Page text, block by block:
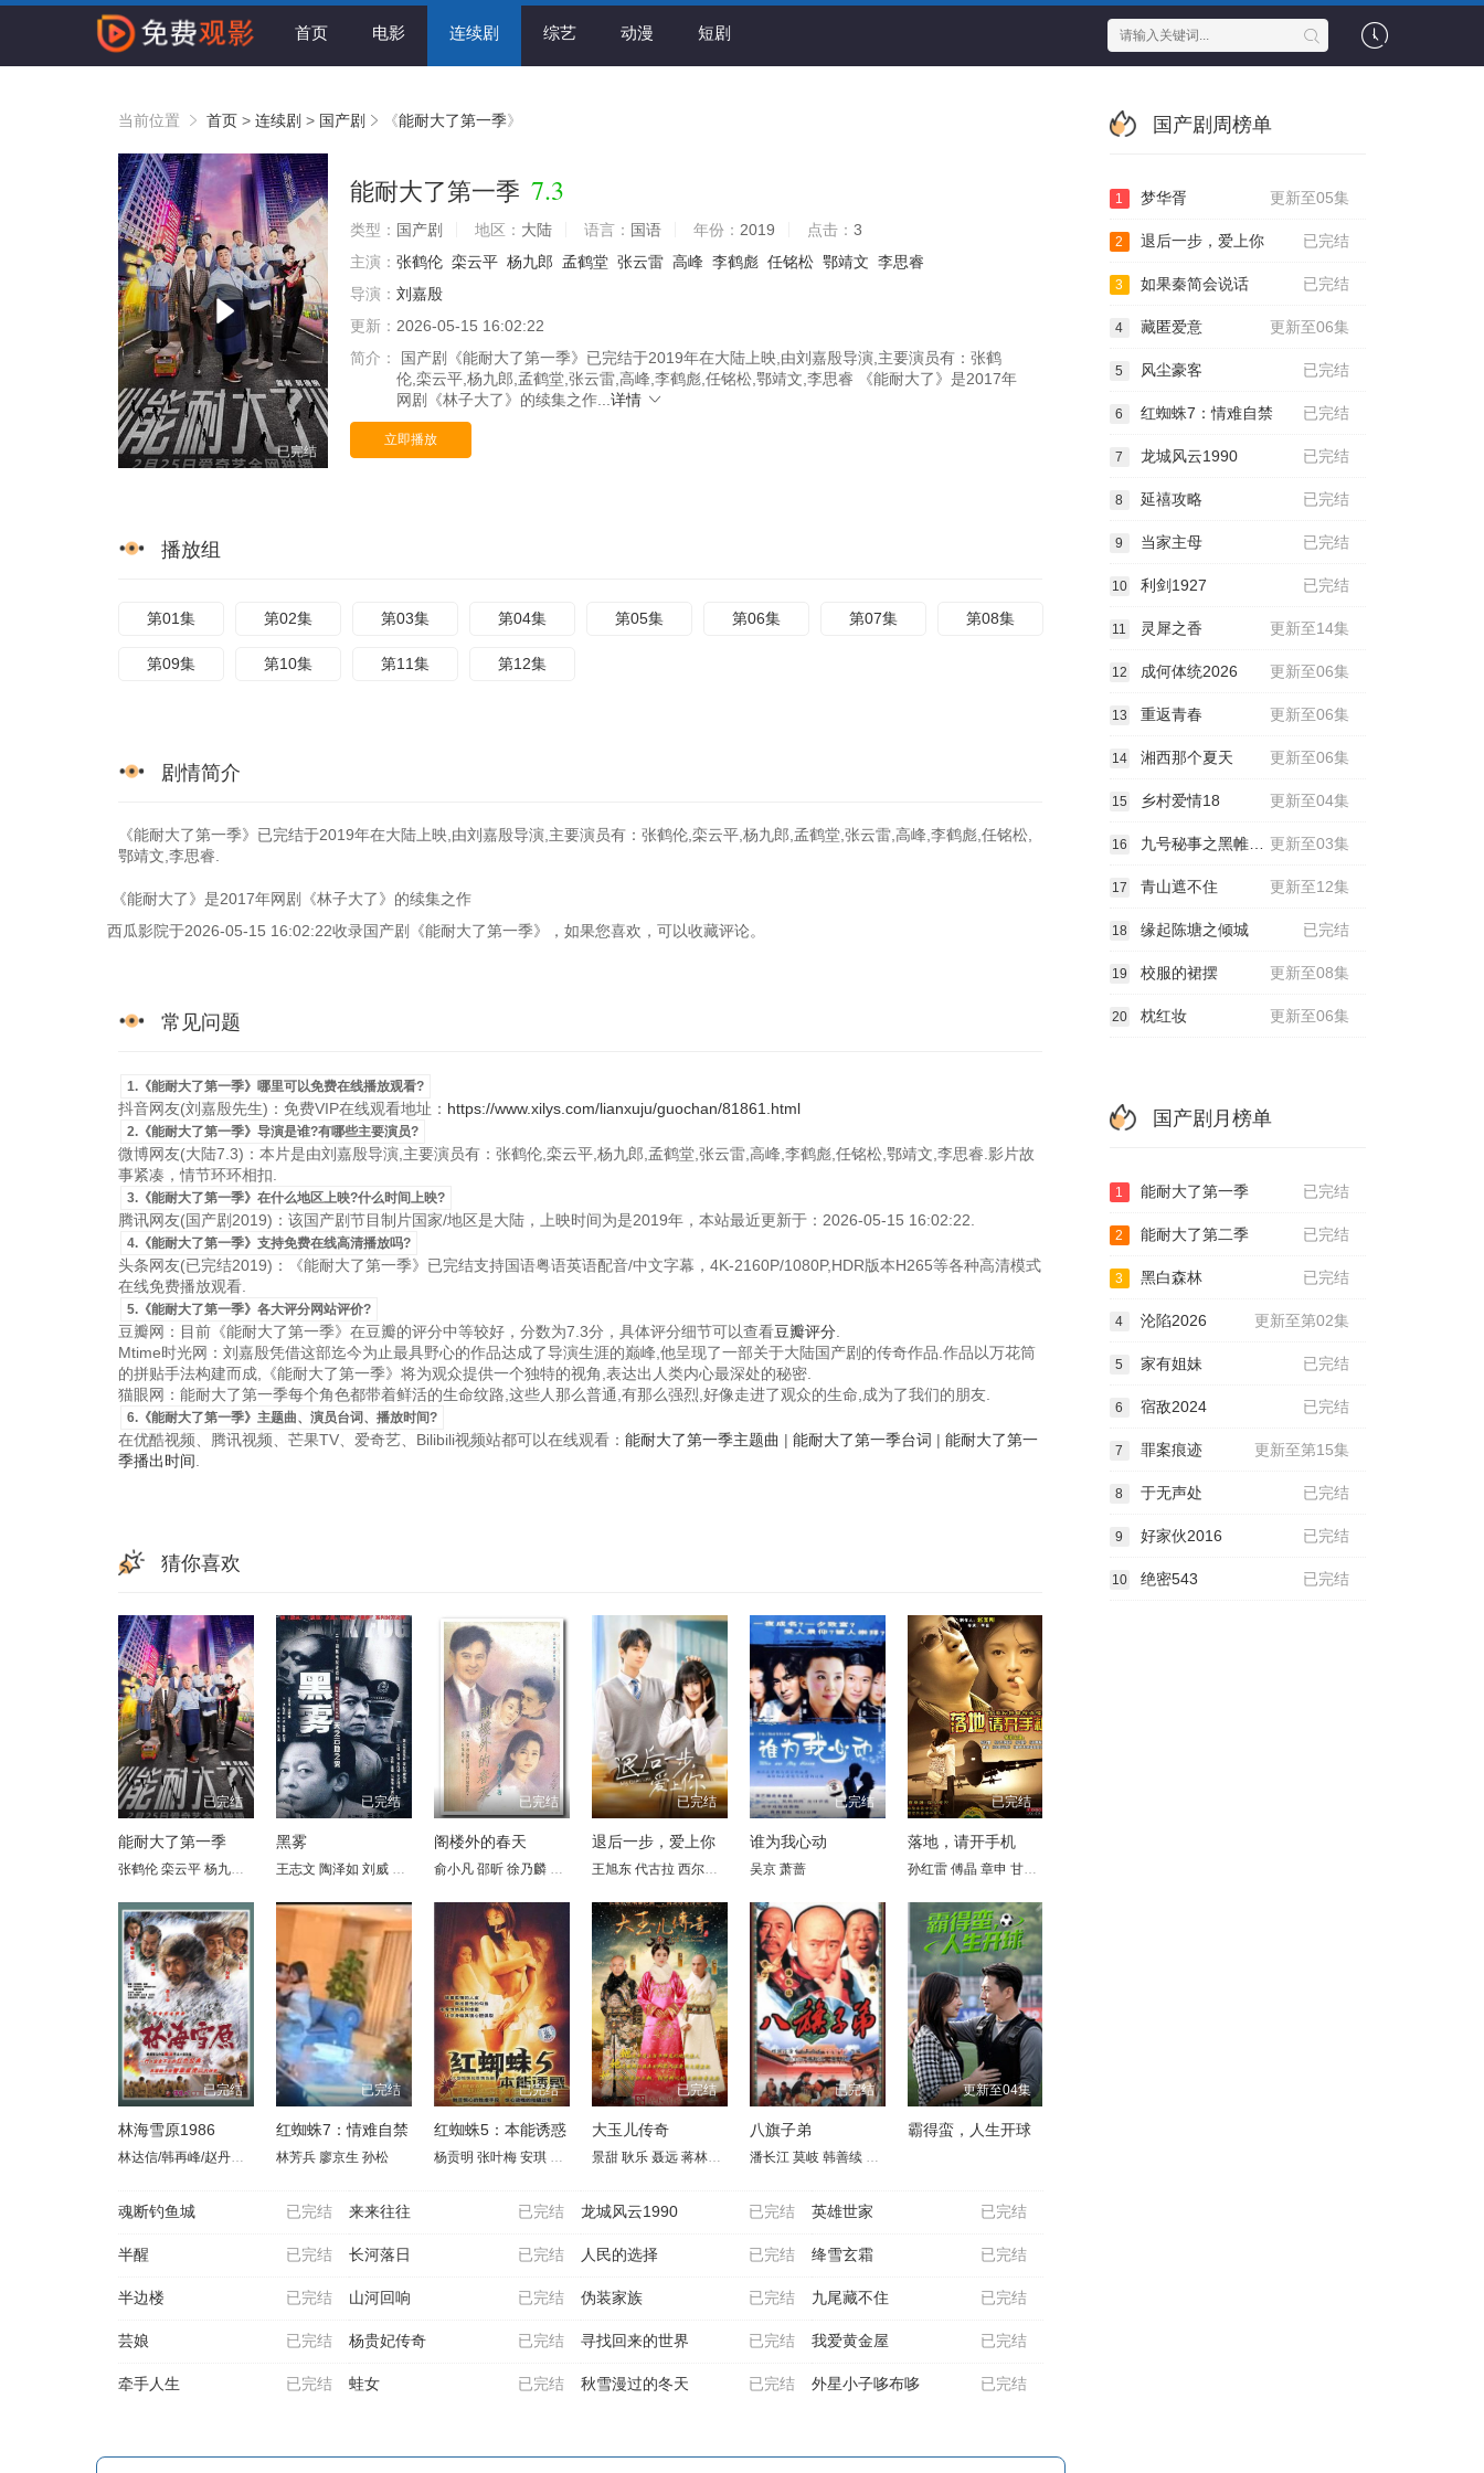
首页 电影 连续剧 综艺 动漫 短剧
当前位置 首页 > 连续剧 > 国产剧 《能耐大了第一季》
已完结
能耐大了第一季 7.3
类型： 国产剧 地区： 大陆 语言： 国语 年份： 2019 点击： 3
主演： 张鹤伦 栾云平 杨九郎 孟鹤堂 张云雷 高峰 李鹤彪 任铭松 鄂靖文 李思睿
导演： 刘嘉殷
更新： 2026-05-15 16:02:22
简介：
国产剧《能耐大了第一季》已完结于2019年在大陆上映,由刘嘉殷导演,主要演员有：张鹤
伦,栾云平,杨九郎,孟鹤堂,张云雷,高峰,李鹤彪,任铭松,鄂靖文,李思睿 《能耐大了》是2017年
网剧《林子大了》的续集之作... 详情
立即播放
播放组
第01集 第02集 第03集 第04集 第05集 第06集 第07集 第08集
第09集 第10集 第11集 第12集
剧情简介
《能耐大了第一季》已完结于2019年在大陆上映,由刘嘉殷导演,主要演员有：张鹤伦,栾云平,杨九郎,孟鹤堂,张云雷,高峰,李鹤彪,任铭松,
鄂靖文,李思睿.
《能耐大了》是2017年网剧《林子大了》的续集之作
西瓜影院于2026-05-15 16:02:22收录国产剧《能耐大了第一季》，如果您喜欢，可以收藏评论。
常见问题
1.《能耐大了第一季》哪里可以免费在线播放观看?
抖音网友(刘嘉殷先生)：免费VIP在线观看地址： https://www.xilys.com/lianxuju/guochan/81861.html
2.《能耐大了第一季》导演是谁?有哪些主要演员?
微博网友(大陆7.3)：本片是由刘嘉殷导演,主要演员有：张鹤伦,栾云平,杨九郎,孟鹤堂,张云雷,高峰,李鹤彪,任铭松,鄂靖文,李思睿.影片故
事紧凑，情节环环相扣.
3.《能耐大了第一季》在什么地区上映?什么时间上映?
腾讯网友(国产剧2019)：该国产剧节目制片国家/地区是大陆，上映时间为是2019年，本站最近更新于：2026-05-15 16:02:22.
4.《能耐大了第一季》支持免费在线高清播放吗?
头条网友(已完结2019)：《能耐大了第一季》已完结支持国语粤语英语配音/中文字幕，4K-2160P/1080P,HDR版本H265等各种高清模式
在线免费播放观看.
5.《能耐大了第一季》各大评分网站评价?
豆瓣网：目前《能耐大了第一季》在豆瓣的评分中等较好，分数为7.3分，具体评分细节可以查看豆瓣评分
Mtime时光网：刘嘉殷凭借这部迄今为止最具野心的作品达成了导演生涯的巅峰,他呈现了一部关于大陆国产剧的传奇作品.作品以万花筒
的拼贴手法构建而成,《能耐大了第一季》将为观众提供一个独特的视角,表达出人类内心最深处的秘密.
猫眼网：能耐大了第一季每个角色都带着鲜活的生命纹路,这些人那么普通,有那么强烈,好像走进了观众的生命,成为了我们的朋友.
6.《能耐大了第一季》主题曲、演员台词、播放时间?
在优酷视频、腾讯视频、芒果TV、爱奇艺、Bilibili视频站都可以在线观看： 能耐大了第一季主题曲 | 能耐大了第一季台词 | 能耐大了第一
季播出时间
猜你喜欢
已完结
能耐大了第一季
张鹤伦 栾云平 杨九郎 孟鹤堂 张云雷 高峰 李鹤彪 任铭松 鄂靖文 李思睿
已完结
黑雾
王志文 陶泽如 刘威 张晓林 田海蓉 吕凉 孔维 赵雅莉 雷明 翟乃社 吕启凤 林栋甫 于东江 孙岚 王余昌 张黎明 洪融 宋世英
已完结
阁楼外的春天
俞小凡 邵昕 徐乃麟 潘仪君 娄培华 刘世范
已完结
退后一步，爱上你
王旭东 代古拉 西尔扎提 陈静 矫昊 陈樱丹 廖梦妍 瑾颜
已完结
谁为我心动
吴京 萧蔷
已完结
落地，请开手机
孙红雷 傅晶 章申 甘婷婷
已完结
林海雪原1986
已完结
红蜘蛛7：情难自禁
林芳兵 廖京生 孙松
已完结
红蜘蛛5：本能诱惑
杨贡明 张叶梅 安琪 王天妮 李亚天
已完结
大玉儿传奇
景甜 耿乐 聂远 蒋林静 惠英红 于荣光 万沛鑫
已完结
八旗子弟
潘长江 莫岐 韩善续
更新至04集
霸得蛮，人生开球
已完结
魂断钓鱼城 已完结
来来往往 已完结
龙城风云1990 已完结
英雄世家
已完结
半醒 已完结
长河落日 已完结
人民的选择 已完结
绛雪玄霜
已完结
半边楼 已完结
山河回响 已完结
伪装家族 已完结
九尾藏不住
已完结
芸娘 已完结
杨贵妃传奇 已完结
寻找回来的世界 已完结
我爱黄金屋
已完结
牵手人生 已完结
蛙女 已完结
秋雪漫过的冬天 已完结
外星小子哆布哆
国产剧周榜单
更新至05集
1 梦华胥
已完结
2 退后一步，爱上你
已完结
3 如果秦简会说话
更新至06集
4 藏匿爱意
已完结
5 风尘豪客
已完结
6 红蜘蛛7：情难自禁
已完结
7 龙城风云1990
已完结
8 延禧攻略
已完结
9 当家主母
已完结
10 利剑1927
更新至14集
11 灵犀之香
更新至06集
12 成何体统2026
更新至06集
13 重返青春
更新至06集
14 湘西那个夏天
更新至04集
15 乡村爱情18
更新至03集
16 九号秘事之黑帷背后
更新至12集
17 青山遮不住
已完结
18 缘起陈塘之倾城
更新至08集
19 校服的裙摆
更新至06集
20 枕红妆
国产剧月榜单
已完结
1 能耐大了第一季
已完结
2 能耐大了第二季
已完结
3 黑白森林
更新至第02集
4 沦陷2026
已完结
5 家有姐妹
已完结
6 宿敌2024
更新至第15集
7 罪案痕迹
已完结
8 于无声处
已完结
9 好家伙2016
已完结
10 绝密543